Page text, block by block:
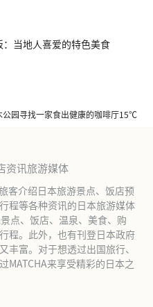
公园寻找一家食出健康的咖啡厅15℃
当地人喜爱的特色美食
资讯旅游媒体
客介绍日本旅游景点、饭店预
程等各种资讯的日本旅游媒体
点、饭店、温泉、美食、购
程。此外，也有刊登日本政府
丰富。对于想透过出国旅行、
MATCHA来享受精彩的日本之